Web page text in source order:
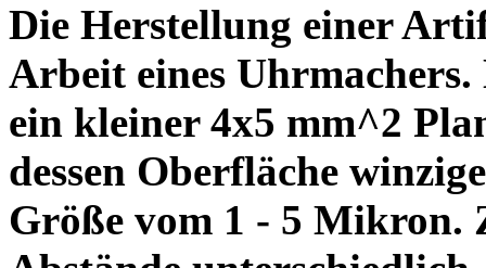
Die Herstellung einer
Arbeit eines Uhrmachers.
ein kleiner 4x5 mm^2
dessen Oberfläche
Größe vom 1 - 5 Mikron.